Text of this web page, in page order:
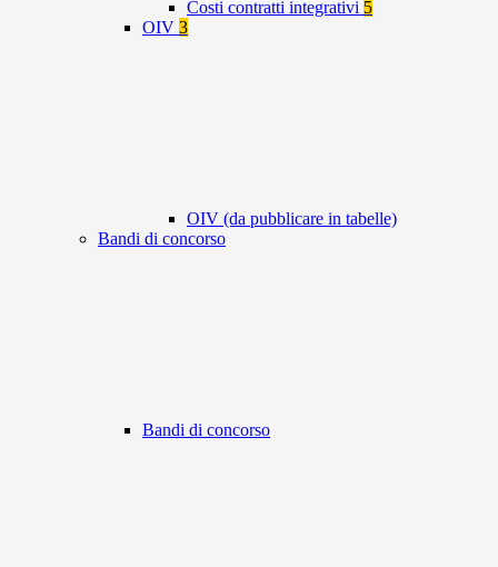
Costi contratti integrativi 5
OIV 3
OIV (da pubblicare in tabelle)
Bandi di concorso
Bandi di concorso